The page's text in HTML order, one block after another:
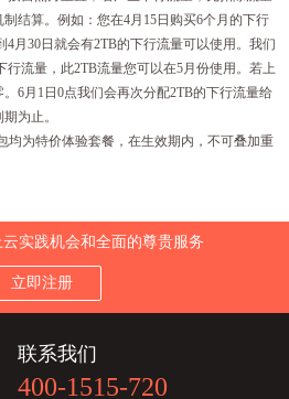
结算。例如：您在4月15日购买6个月的下行
4月30日就会有2TB的下行流量可以使用。我们
行流量，此2TB流量您可以在5月份使用。若上
6月1日0点我们会再次分配2TB的下行流量给
为止。
均为特价体验套餐，在生效期内，不可叠加重
实践机会和全面的尊贵服务
立即注册
联系我们
400-1515-720